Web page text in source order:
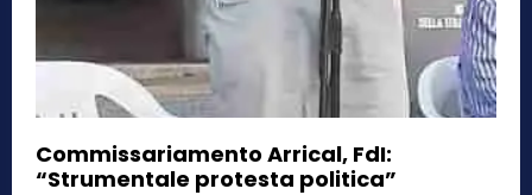
Commissariamento Arrical, FdI:
“Strumentale protesta politica”